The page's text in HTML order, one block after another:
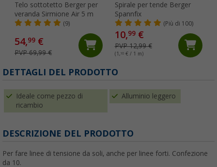
Telo sottotetto Berger per
veranda Sirmione Air 5 m
(9)
54,99 €
PVP 69,99 €
Spirale per tende Berger
Spannfix
(Più di 100)
10,99€
PVP 12,99 €
(1,10€ / 1 m)
DETTAGLI DEL PRODOTTO
Ideale come pezzo di
ricambio
Alluminio leggero
DESCRIZIONE DEL PRODOTTO
Per fare linee di tensione da soli, anche per linee forti. Confezione
da 10.